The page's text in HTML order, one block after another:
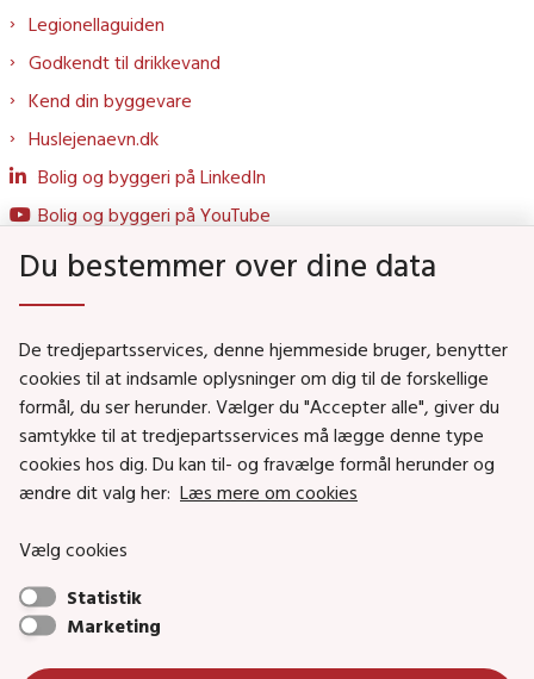
Legionellaguiden
Godkendt til drikkevand
Kend din byggevare
Huslejenaevn.dk
Bolig og byggeri på LinkedIn
Bolig og byggeri på YouTube
Social- og Boligministeriet
Job i Social- og Boligstyrelsen
Puljer og tilskud
Nyhedsbreve
Social- og Boligstyrelsens nyheder som RSS feed
Social- og Boligstyrelsen • Tlf.: 72 42 37 00 •
Du bestemmer over dine data
De tredjepartsservices, denne hjemmeside bruger, benytter
cookies til at indsamle oplysninger om dig til de forskellige
formål, du ser herunder. Vælger du "Accepter alle", giver du
samtykke til at tredjepartsservices må lægge denne type
cookies hos dig. Du kan til- og fravælge formål herunder og
ændre dit valg her: Læs mere om cookies
Vælg cookies
Statistik
Marketing